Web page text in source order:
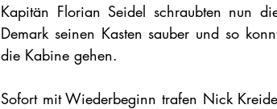
Kapitän Florian Seidel schraubten nun
Demark seinen Kasten sauber und so
die Kabine gehen.
Sofort mit Wiederbeginn trafen Nick